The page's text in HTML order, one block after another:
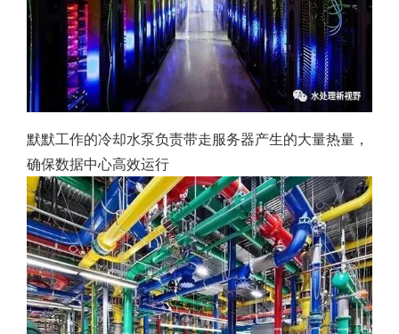
默默工作的冷却水泵负责带走服务器产生的大量热量，
确保数据中心高效运行